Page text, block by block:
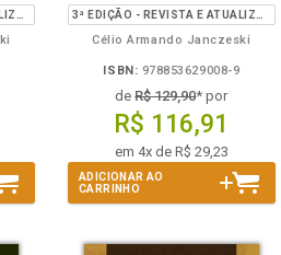
Volume III
Célio Armando Janczeski
ISBN: 978853629008-9
deR$ 129,90* por
R$ 116,91
em 4x de R$ 29,23
ADICIONAR AO
CARRINHO